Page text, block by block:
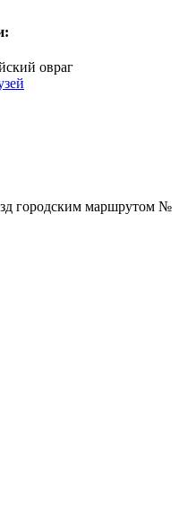
овраг
городским маршрутом №